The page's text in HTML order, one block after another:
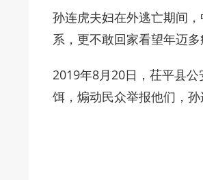
孙连虎夫妇在外逃亡期间
系，更不敢回家看望年迈多
2019年8月20日，茌平县
饵，煽动民众举报他们，孙